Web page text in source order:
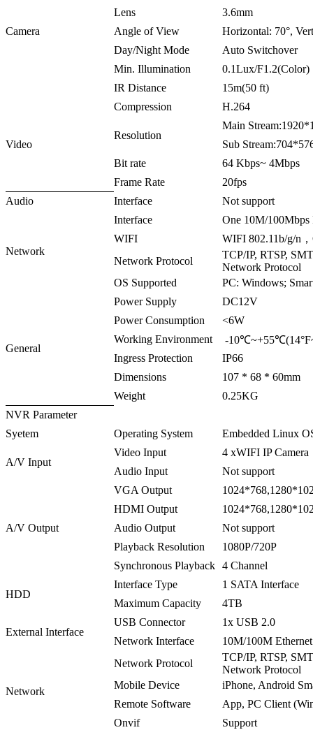
Camera
Lens
3.6mm
Angle of View
Horizontal: 70°,
Day/Night Mode
Auto Switchover
Min. Illumination
0.1Lux/
IR Distance
15m(50 ft)
Video
Compression H.264
Resolution
Main
Sub
Bit rate
64 Kbps~ 4Mbps
Frame Rate
20fps
Audio
Interface Not support
Network
Interface
One 10M/100Mbps
WIFI
WIFI 802.11b/g/n
Network Protocol
TCP/IP, RTSP,
Network Protocol
OS Supported
PC: Windows;
General
Power Supply
DC12V
Power Consumption
<6W
Working Environment
-
Ingress Protection
IP66
Dimensions
107 * 68 * 60mm
Weight
0.25KG
NVR Parameter
Syetem
Operating System Embedded Linux
A/V Input
Video Input
4 xWIFI IP Camera
Audio Input
Not support
A/V Output
VGA Output
HDMI Output
Audio Output
Not support
Playback Resolution
1080P/720P
Synchronous Playback 4 Channel
HDD
Interface Type
1 SATA Interface
Maximum Capacity
4TB
External Interface
USB Connector
1x USB 2.0
Network Interface
10M/100M
Network
Network Protocol
TCP/IP, RTSP,
Network Protocol
Mobile Device
iPhone, Android
Remote Software
App, PC Client
Onvif
Support